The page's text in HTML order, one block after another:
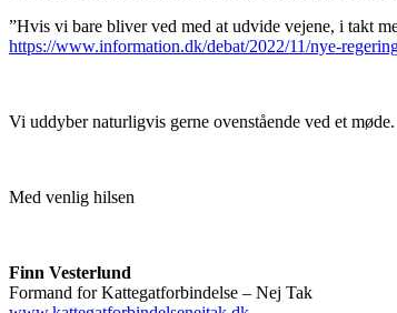
”Hvis vi bare bliver ved med at udvide vejene, i takt
https://www.information.dk/debat/2022/11/nye-
Vi uddyber naturligvis gerne ovenstående ved et møde.
Med venlig hilsen
Finn Vesterlund
Formand for Kattegatforbindelse – Nej Tak